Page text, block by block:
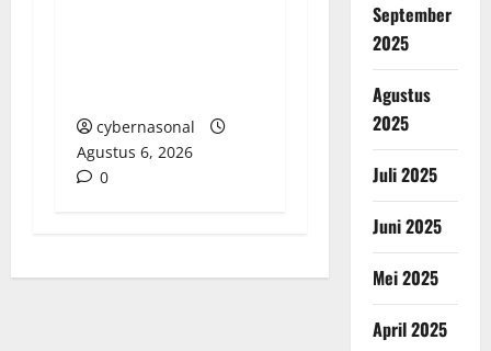
cybernasonal
Agustus 6, 2026
0
September
2025
Agustus
2025
Juli 2025
Juni 2025
Mei 2025
April 2025